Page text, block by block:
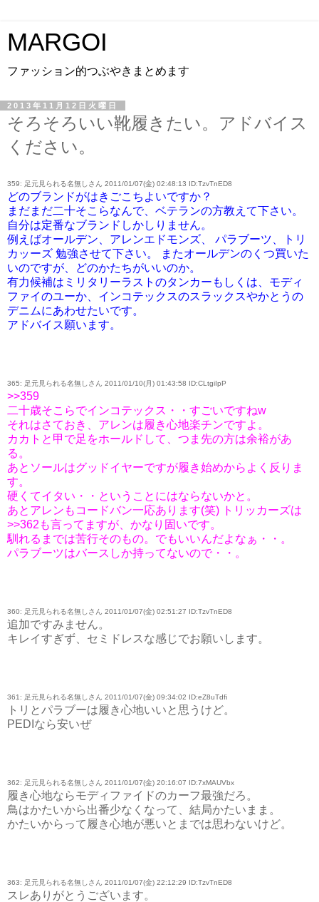
MARGOI
ファッション的つぶやきまとめます
2013年11月12日火曜日
そろそろいい靴履きたい。アドバイス
ください。
359: 足元見られる名無しさん 2011/01/07(金) 02:48:13 ID:TzvTnED8
どのブランドがはきごこちよいですか？
まだまだ二十そこらなんで、ベテランの方教えて下さい。
自分は定番なブランドしかしりません。
例えばオールデン、アレンエドモンズ、 パラブーツ、トリ
カッーズ 勉強させて下さい。 またオールデンのくつ買いた
いのですが、どのかたちがいいのか。
有力候補はミリタリーラストのタンカーもしくは、モディ
ファイのユーか、インコテックスのスラックスやかとうの
デニムにあわせたいです。
アドバイス願います。
365: 足元見られる名無しさん 2011/01/10(月) 01:43:58 ID:CLtgiIpP
>>359
二十歳そこらでインコテックス・・すごいですねw
それはさておき、アレンは履き心地楽チンですよ。
カカトと甲で足をホールドして、つま先の方は余裕があ
る。
あとソールはグッドイヤーですが履き始めからよく反りま
す。
硬くてイタい・・ということにはならないかと。
あとアレンもコードバン一応あります(笑) トリッカーズは
>>362も言ってますが、かなり固いです。
馴れるまでは苦行そのもの。でもいいんだよなぁ・・。
パラブーツはバースしか持ってないので・・。
360: 足元見られる名無しさん 2011/01/07(金) 02:51:27 ID:TzvTnED8
追加ですみません。
キレイすぎず、セミドレスな感じでお願いします。
361: 足元見られる名無しさん 2011/01/07(金) 09:34:02 ID:eZ8uTdfi
トリとパラブーは履き心地いいと思うけど。
PEDIなら安いぜ
362: 足元見られる名無しさん 2011/01/07(金) 20:16:07 ID:7xMAUVbx
履き心地ならモディファイドのカーフ最強だろ。
鳥はかたいから出番少なくなって、結局かたいまま。
かたいからって履き心地が悪いとまでは思わないけど。
363: 足元見られる名無しさん 2011/01/07(金) 22:12:29 ID:TzvTnED8
スレありがとうございます。